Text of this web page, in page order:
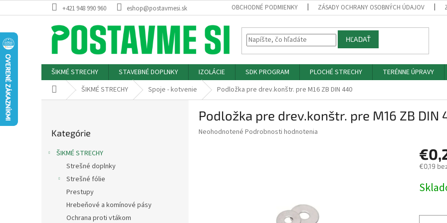
na
+421 948 990 960 eshop@postavmesi.sk OBCHODNÉ PODMIENKY ZÁSADY OCHRANY OSOBNÝCH ÚDAJOV
HĽADAŤ
ŠIKMÉ STRECHY STAVEBNÉ DOPLNKY IZOLÁCIE SDK PROGRAM PLOCHÉ STRECHY TERÉNNE ÚPRAVY
DomovŠIKMÉ STRECHY Spoje - kotvenie Podložka pre drev.konštr. pre M16 ZB DIN 440
kategórie
Kategórie
ŠIKMÉ STRECHY
Strešné doplnky
Strešné fólie
Prestupy
Hrebeňové a komínové pásy
Ochrana proti vtákom
Podložka pre drev.konštr. pre M16 ZB DIN
Priemerné
Neohodnotené Podrobnosti hodnotenia
€0,19
cena: